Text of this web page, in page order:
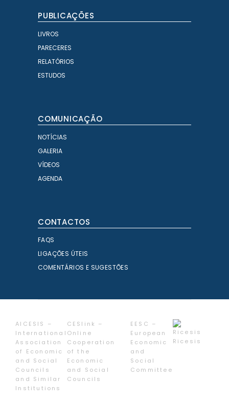
PUBLICAÇÕES
LIVROS
PARECERES
RELATÓRIOS
ESTUDOS
COMUNICAÇÃO
NOTÍCIAS
GALERIA
VÍDEOS
AGENDA
CONTACTOS
FAQS
LIGAÇÕES ÚTEIS
COMENTÁRIOS E SUGESTÕES
AICESIS –
International
Association
of Economic
and Social
Councils
and Similar
Institutions
CESlink –
Online
Cooperation
of the
Economic
and Social
Councils
EESC –
European
Economic
and
Social
Committee
Ricesis